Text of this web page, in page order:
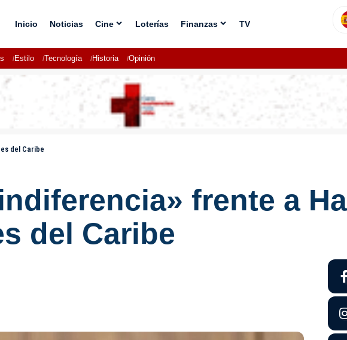
Inicio Noticias Cine Loterías Finanzas TV
Estilo Tecnología Historia Opinión
del Caribe
frente a
del Caribe